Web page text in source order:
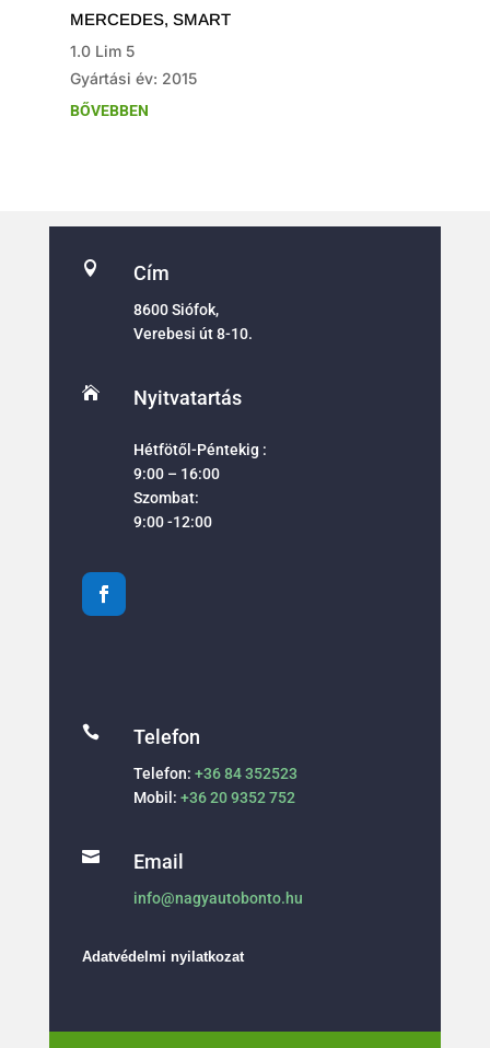
MERCEDES, SMART
1.0 Lim 5
Gyártási év: 2015
BŐVEBBEN
 Cím
8600 Siófok,
Verebesi út 8-10.
 Nyitvatartás
Hétfötől-Péntekig :
9:00 – 16:00
Szombat:
9:00 -12:00
 Telefon
Telefon: +36 84 352523
Mobil: +36 20 9352 752
 Email
info@nagyautobonto.hu
Adatvédelmi nyilatkozat